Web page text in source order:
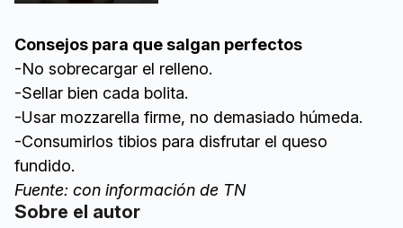
Consejos para que salgan perfectos
-No sobrecargar el relleno.
-Sellar bien cada bolita.
-Usar mozzarella firme, no demasiado húmeda.
-Consumirlos tibios para disfrutar el queso
fundido.
Fuente: con información de TN
Sobre el autor